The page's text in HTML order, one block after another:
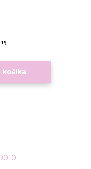
košíka